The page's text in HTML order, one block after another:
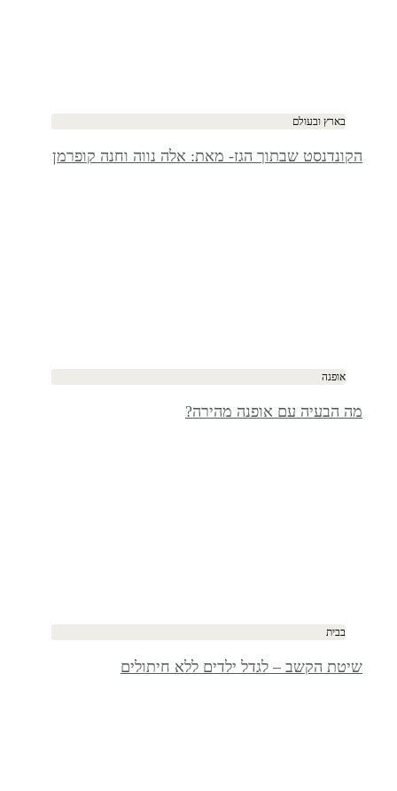
בארץ ובעולם
הקונדנסט שבתוך הגז- מאת: אלה נווה וחנה קופרמן
אופנה
מה הבעיה עם אופנה מהירה?
בבית
שיטת הקשב – לגדל ילדים ללא חיתולים